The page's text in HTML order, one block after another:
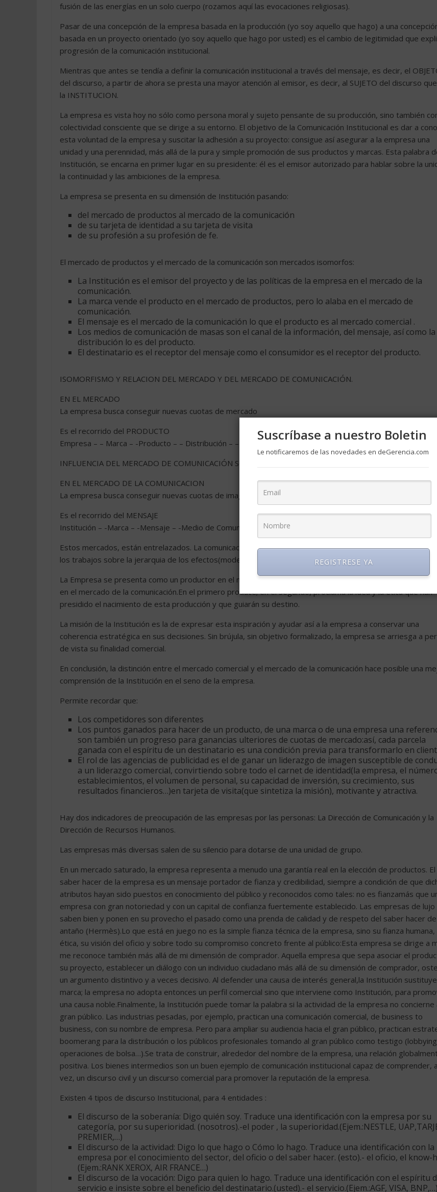
fusión de las energías en un solo cuerpo (rozamos aquí las evocaciones religiosas).
Pasar de una concepción de la empresa basada en la producción (yo soy aquello que hago) a una
basada en un proyecto orientado (yo soy aquello que hago por usted) es el cambio de legitimidad que
progresión de la comunicación institucional.
Mientras que antes se tendía a definir la comunicación institucional a través del mensaje, es decir, el
del discurso, a partir de ahora se presta una mayor atención al emisor, es decir, al SUJETO del discurso
la INSTITUCION.
La empresa es vista hoy no sólo como persona moral y sujeto pensante de su producción, sino también
colectividad consciente que se dirige a su entorno. El objetivo de la Comunicación Institucional es dar a
esta voluntad de la empresa y suscitar la adhesión a su proyecto: consigue así asegurar a la empresa una
unidad y una perennidad, más allá de la pura y simple promoción de sus productos y marcas. Esta palabra
Institución, se encarna en primer lugar en su presidente: él es el emisor autorizado para hablar sobre la
la continuidad y las ambiciones de la empresa.
La empresa se presenta en su dimensión de Institución pasando:
del mercado de productos al mercado de la comunicación
de su tarjeta de identidad a su tarjeta de visita
de su profesión a su profesión de fe.
El mercado de productos y el mercado de la comunicación son mercados isomorfos:
La Institución es el emisor del proyecto y de las políticas de la empresa en el mercado de la
comunicación.
La marca vende el producto en el mercado de productos, pero lo alaba en el mercado de
comunicación.
El mensaje es el mercado de la comunicación lo que el producto es al mercado comercial .
Los medios de comunicación de masas son el canal de la información, del mensaje, así como la
distribución lo es del producto.
El destinatario es el receptor del mensaje como el consumidor es el receptor del producto.
ISOMORFISMO Y RELACION DEL MERCADO Y DEL MERCADO DE COMUNICACIÓN.
EN EL MERCADO
La empresa busca conseguir nuevas cuotas de mercado
Es el recorrido del PRODUCTO
Empresa – – Marca – -Producto – – Distribución – – Consumidores
INFLUENCIA DEL MERCADO DE COMUNICACIÓN SOBRE EL MERCADO
EN EL MERCADO DE LA COMUNICACION
La empresa busca conseguir nuevas cuotas de imagen.
Es el recorrido del MENSAJE
Institución – -Marca – -Mensaje – -Medio de Comunicación – -Destinatarios.
Estos mercados, están entrelazados. La comunicación influye en el mercado comercial; como lo han
los trabajos sobre la jerarquia de los efectos(modelo AIDA: atención-interés-deseo-compra)
La Empresa se presenta como un productor en el mercado de productos y como la inspiradora de un
en el mercado de la comunicación.En el primero produce; en el segundo, proclama la idea y la ética que han
presidido el nacimiento de esta producción y que guiarán su destino.
La misión de la Institución es la de expresar esta inspiración y ayudar así a la empresa a conservar una
coherencia estratégica en sus decisiones. Sin brújula, sin objetivo formalizado, la empresa se arriesga a
de vista su finalidad comercial.
En conclusión, la distinción entre el mercado comercial y el mercado de la comunicación hace posible una
comprensión de la Institución en el seno de la empresa.
Permite recordar que:
Los competidores son diferentes
Los puntos ganados para hacer de un producto, de una marca o de una empresa una
son también un progreso para ganancias ulteriores de cuotas de mercado:así, cada parcela
ganada con el espíritu de un destinatario es una condición previa para transformarlo en
El rol de las agencias de publicidad es el de ganar un liderazgo de imagen susceptible de
a un liderazgo comercial, convirtiendo sobre todo el carnet de identidad(la empresa, el
establecimientos, el volumen de personal, su capacidad de inversión, su crecimiento, sus
resultados financieros…)en tarjeta de visita(que sintetiza la misión), motivante y atractiva.
Hay dos indicadores de preocupación de las empresas por las personas: La Dirección de Comunicación y la
Dirección de Recursos Humanos.
Las empresas más diversas salen de su silencio para dotarse de una unidad de grupo.
En un mercado saturado, la empresa representa a menudo una garantía real en la elección de productos. El
saber hacer de la empresa es un mensaje portador de fianza y credibilidad, siempre a condición de que
atributos hayan sido puestos en conocimiento del público y reconocidos como tales: no es fianzamás que
empresa con gran notoriedad y con un capital de confianza fuertemente establecido. Las empresas de lujo
saben bien y ponen en su provecho el pasado como una prenda de calidad y de respeto del saber hacer de
antaño (Hermès).Lo que está en juego no es la simple fianza técnica de la empresa, sino su fianza humana,
ética, su visión del oficio y sobre todo su compromiso concreto frente al público:Esta empresa se dirige a
me reconoce también más allá de mi dimensión de comprador. Aquella empresa que sepa asociar el
su proyecto, establecer un diálogo con un individuo ciudadano más allá de su dimensión de comprador,
un argumento distintivo y a veces decisivo. Al defender una causa de interés general,la Institución
marca; la empresa no adopta entonces un perfil comercial sino que interviene como Institución, para
una causa noble.Finalmente, la Institución puede tomar la palabra si la actividad de la empresa no concierne
gran público. Las industrias pesadas, por ejemplo, practican una comunicación comercial, de business to
business, con su nombre de empresa. Pero para ampliar su audiencia hacia el gran público, practican
boomerang para la distribución o los públicos profesionales tomando al gran público como testigo
operaciones de bolsa…).Se trata de construir, alrededor del nombre de la empresa, una relación
positiva. Los bienes intermedios son un buen ejemplo de comunicación institucional capaz de comprender,
vez, un discurso civil y un discurso comercial para promover la reputación de la empresa.
Existen 4 tipos de discurso Institucional, para 4 entidades :
El discurso de la soberanía: Digo quién soy. Traduce una identificación con la empresa por su
categoría, por su superioridad. (nosotros).-el poder , la superioridad.(Ejem.:NESTLE,
PREMIER,…)
El discurso de la actividad: Digo lo que hago o Cómo lo hago. Traduce una identificación con la
empresa por el conocimiento del sector, del oficio o del saber hacer. (esto).- el oficio, el know-
(Ejem.:RANK XEROX, AIR FRANCE…)
El discurso de la vocación: Digo para quien lo hago. Traduce una identificación con el espíritu
servicio e insiste sobre el beneficio del destinatario.(usted).- el servicio.(Ejem.:AGF, VISA, BNP,…)
Suscríbase a nuestro Boletin
Le notificaremos de las novedades en deGerencia.com
REGISTRESE YA